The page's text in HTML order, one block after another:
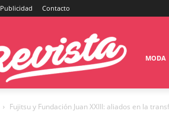
Publicidad Contacto
MODA
Fujitsu y Fundación Juan XXIII: aliados en la